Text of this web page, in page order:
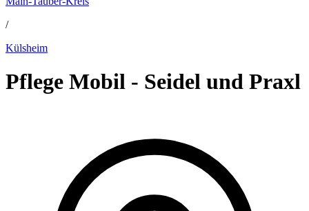
/
Külsheim
Pflege Mobil - Seidel und Praxl